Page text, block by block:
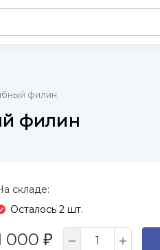
филин
филин
складе:
Осталось 2 шт.
000 ₽